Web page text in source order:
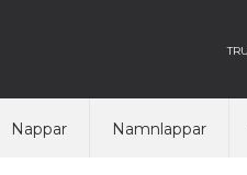
Nappar Namnlappar